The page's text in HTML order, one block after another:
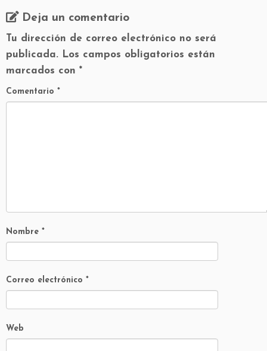
Deja un comentario
Tu dirección de correo electrónico no será
publicada. Los campos obligatorios están
marcados con *
Comentario *
Nombre *
Correo electrónico *
Web